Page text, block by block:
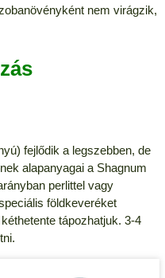
nem virágzik,
fejlődik a legszebben, de
alapanyagai a Shagnum
perlittel vagy
földkeveréket
tápozhatjuk. 3-4